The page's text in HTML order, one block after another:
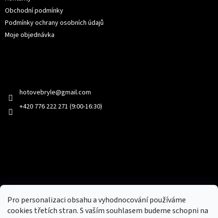
Pro personalizaci obsahu a vyhodnocování používáme
cookies třetích stran. S vaším souhlasem budeme schopni na
Obchodní podmínky
Podmínky ochrany osobních údajů
Moje objednávka
hotovebryle@gmail.com
+420 776 222 271 (9:00-16:30)